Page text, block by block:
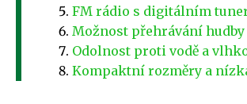
FM rádio s digitálním
Možnost přehrávání hudby
Odolnost proti vodě a
Kompaktní rozměry a